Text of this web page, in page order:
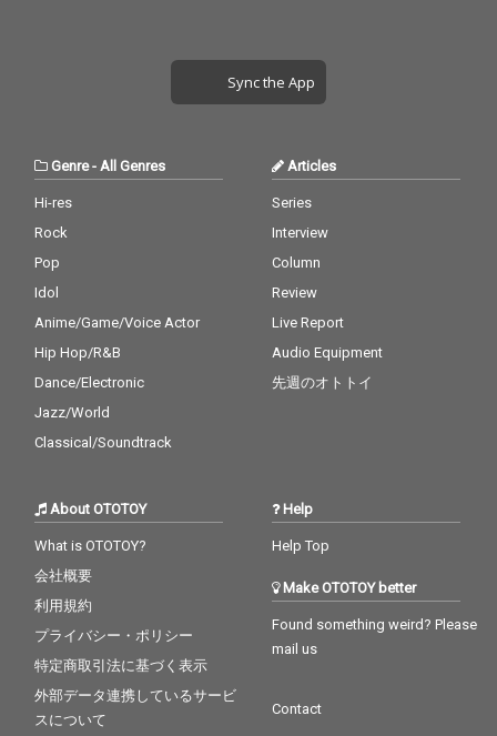
ウンドや感性を持つア
した創作の記録でもあ
る。 「Side-C」では、
これまでのシリーズと
空気感を持つ楽曲群を
収録。それぞれの個性
が交差することで生ま
進行形のダンスミュー
ジックシーンだけでな
可能性を映し出してい
から生まれる化学反応
を感じることができる
作品となっている。
Sync the App
Genre- All Genres
Hi-res
Rock
Pop
Idol
Anime/Game/Voice Actor
Hip Hop/R&B
Dance/Electronic
Jazz/World
Classical/Soundtrack
Articles
Series
Interview
Column
Review
Live Report
Audio Equipment
先週のオトトイ
About OTOTOY
What is OTOTOY?
会社概要
利用規約
プライバシー・ポリシー
特定商取引法に基づく表示
外部データ連携しているサービ
スについて
Help
Help Top
Make OTOTOY better
Found something weird? Please
mail us
Contact